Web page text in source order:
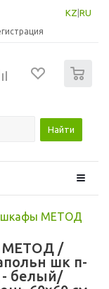
KZ RU
Найти
шкафы МЕТОД
МЕТОД /
шк п-
- белый/